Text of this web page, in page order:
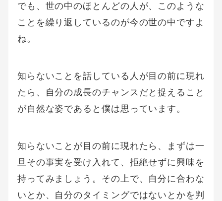
でも、世の中のほとんどの人が、このような
ことを繰り返しているのが今の世の中ですよ
ね。
知らないことを話している人が目の前に現れ
たら、自分の成長のチャンスだと捉えること
が自然な姿であると僕は思っています。
知らないことが目の前に現れたら、まずは一
旦その事実を受け入れて、拒絶せずに興味を
持ってみましょう。その上で、自分に合わな
いとか、自分のタイミングではないとかを判